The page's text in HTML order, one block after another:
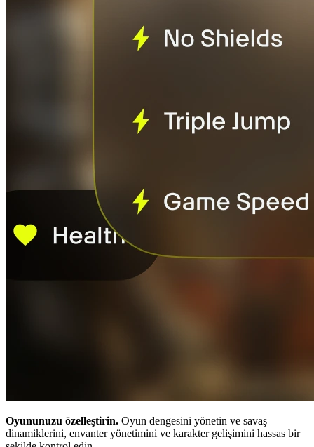
Oyununuzu özelleştirin. Oyun dengesini yönetin ve savaş
dinamiklerini, envanter yönetimini ve karakter gelişimini hassas bir